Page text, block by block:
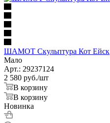
ШАМОТ Скульптура Кот Ейск
Мало
Арт.: 29237124
2 580 руб./шт
В корзину
В корзину
Новинка